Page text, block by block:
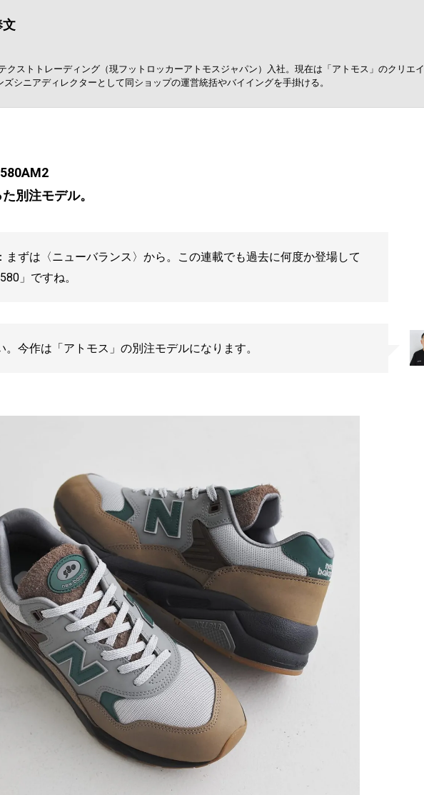
文
クストトレーディング（現フットロッカーアトモスジャパン）入社。現在は「アトモス」のクリエイ
シニアディレクターとして同ショップの運営統括やバイイングを手掛ける。
別注モデル。
まずは〈ニューバランス〉から。この連載でも過去に何度か登場して
」ですね。
。今作は「アトモス」の別注モデルになります。